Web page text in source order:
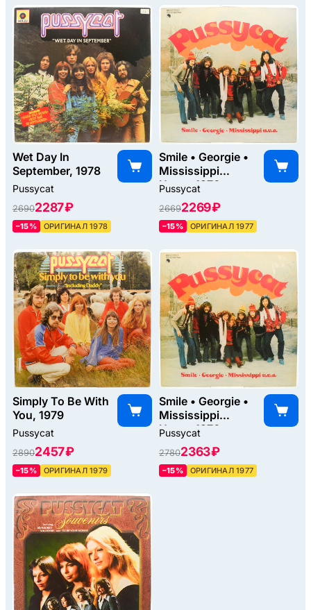
Wet Day In
September, 1978
Pussycat
26902287 ₽
–15% ОРИГИНАЛ 1978
Smile • Georgie •
Mississippi
U.v.a., 1976
Pussycat
26692269 ₽
–15% ОРИГИНАЛ 1977
Simply To Be With
You, 1979
Pussycat
28902457 ₽
–15% ОРИГИНАЛ 1979
Smile • Georgie •
Mississippi
U.v.a., 1976
Pussycat
27802363 ₽
–15% ОРИГИНАЛ 1977